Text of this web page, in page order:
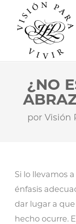
¿NO
por Visión
Si lo llevamos
énfasis
dar lugar a
hecho ocurre.